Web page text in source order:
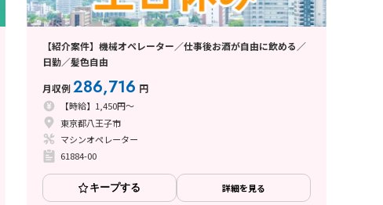
【紹介案件】機械オペレーター／仕事後お酒が自由に飲める／
日勤／髪色自由
月収例286,716 円
【時給】1,450円～
東京都八王子市
マシンオペレーター
61884-00
キープする 詳細を見る